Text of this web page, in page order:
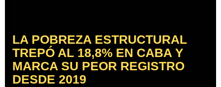
LA POBREZA ESTRUCTURAL
TREPÓ AL 18,8% EN CABA Y
MARCA SU PEOR REGISTRO
DESDE 2019